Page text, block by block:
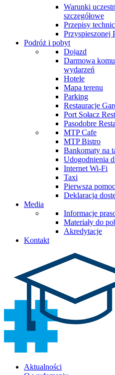
Warunki
szczegółowe
Przepisy
Przyspieszonej
Podróż i pobyt
Dojazd
Darmowa
wydarzeń
Hotele
Mapa terenu
Parking
Restauracje
Port Sołacz
Pasodobre
MTP Cafe
MTP Bistro
Bankomaty na
Udogodnienia
Internet Wi-Fi
Taxi
Pierwsza pomoc
Deklaracja
Media
Informacje
Materiały do
Akredytacje
Kontakt
Aktualności